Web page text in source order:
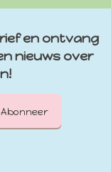
en ontvang
nieuws over
Abonneer